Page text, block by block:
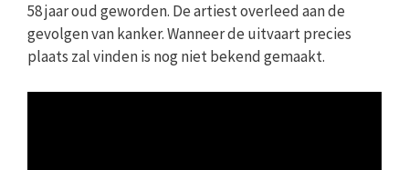
58 jaar oud geworden. De artiest overleed aan de
gevolgen van kanker. Wanneer de uitvaart precies
plaats zal vinden is nog niet bekend gemaakt.